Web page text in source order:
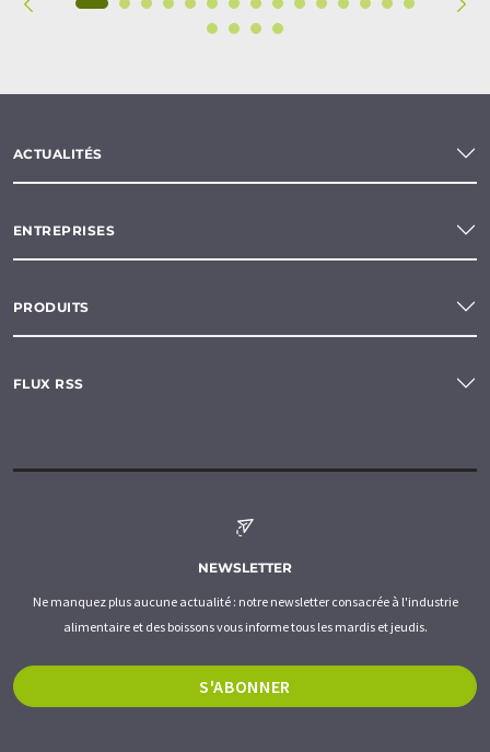
ACTUALITÉS
ENTREPRISES
PRODUITS
FLUX RSS
NEWSLETTER
Ne manquez plus aucune actualité : notre newsletter consacrée à l'industrie
alimentaire et des boissons vous informe tous les mardis et jeudis.
S'ABONNER